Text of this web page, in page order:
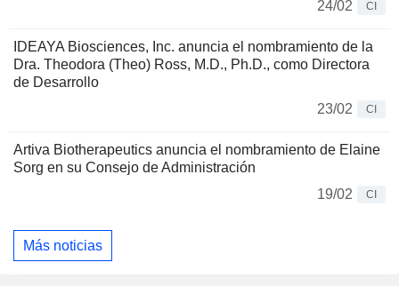
24/02
CI
IDEAYA Biosciences, Inc. anuncia el nombramiento de la
Dra. Theodora (Theo) Ross, M.D., Ph.D., como Directora
de Desarrollo
23/02
CI
Artiva Biotherapeutics anuncia el nombramiento de Elaine
Sorg en su Consejo de Administración
19/02
CI
Más noticias